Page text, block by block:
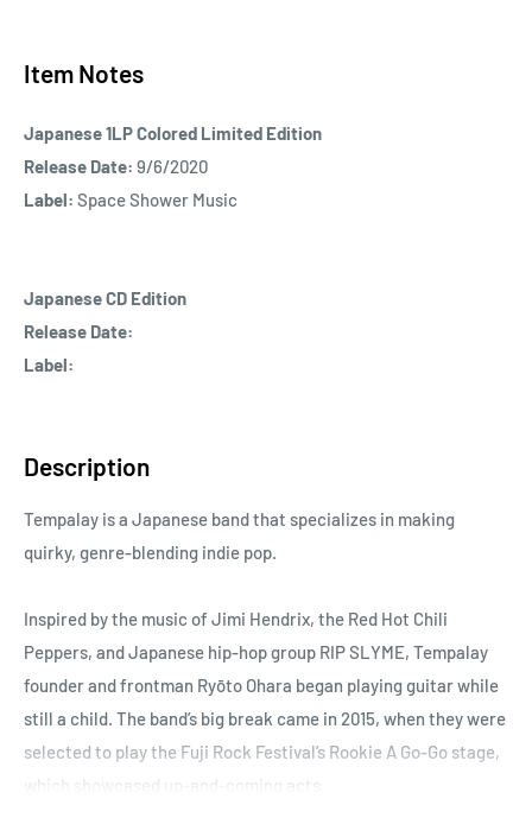
Item Notes
Japanese 1LP Colored Limited Edition
Release Date: 9/6/2020
Label: Space Shower Music
Japanese CD Edition
Release Date:
Label:
Description
Tempalay is a Japanese band that specializes in making
quirky, genre-blending indie pop.
Inspired by the music of Jimi Hendrix, the Red Hot Chili
Peppers, and Japanese hip-hop group RIP SLYME, Tempalay
founder and frontman Ryōto Ohara began playing guitar while
still a child. The band’s big break came in 2015, when they were
selected to play the Fuji Rock Festival’s Rookie A Go-Go stage,
which showcased up-and-coming acts.